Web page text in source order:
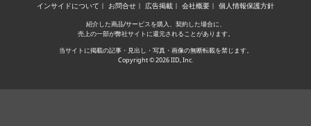
インサイドについて お問合せ 広告掲載 会社概要 個人情報保護方針
紹介した商品/サービスを購入、契約した場合に、
売上の一部が弊社サイトに還元されることがあります。
当サイトに掲載の記事・見出し・写真・画像の無断転載を禁じます。
Copyright © 2026 IID, Inc.